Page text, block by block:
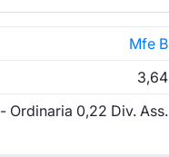
Mfe B
3,64
- Ordinaria 0,22 Div. Ass.